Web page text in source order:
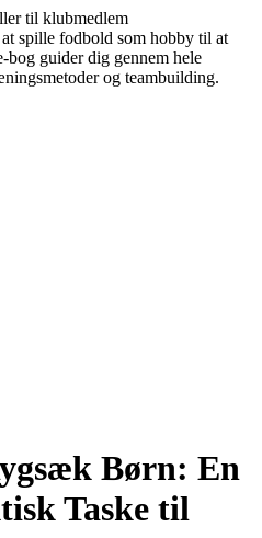
til klubmedlem
spille fodbold som hobby til at
bog guider dig gennem hele
og teambuilding.
Børn: En
Taske til